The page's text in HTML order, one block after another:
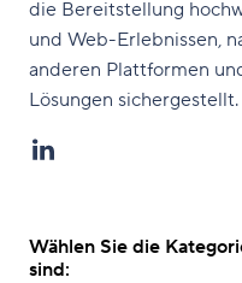
die Bereitstellung
und Web-Erlebnissen,
anderen Plattformen
Lösungen sichergestellt.
Wählen Sie die
sind: